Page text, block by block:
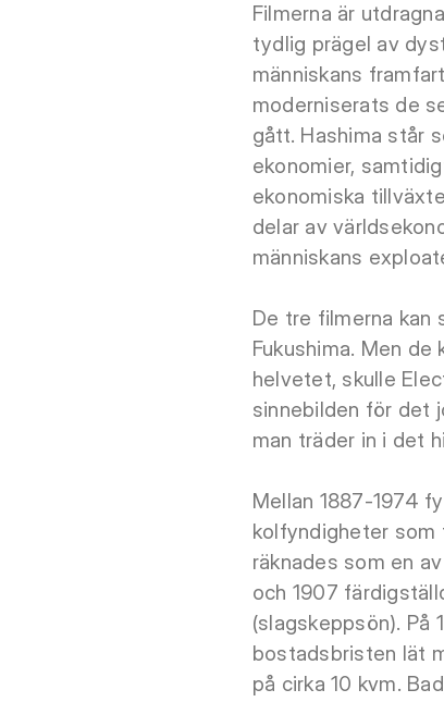
Filmerna är
tydlig prägel av
människans
moderniserats de
gått. Hashima står
ekonomier,
ekonomiska
delar av
människans
De tre filmerna kan
Fukushima. Men
helvetet, skulle
sinnebilden för det
man träder in i det
Mellan 1887-1974
kolfyndigheter som
räknades som en
och 1907
(slagskeppsön).
bostadsbristen lät
på cirka 10 kvm.